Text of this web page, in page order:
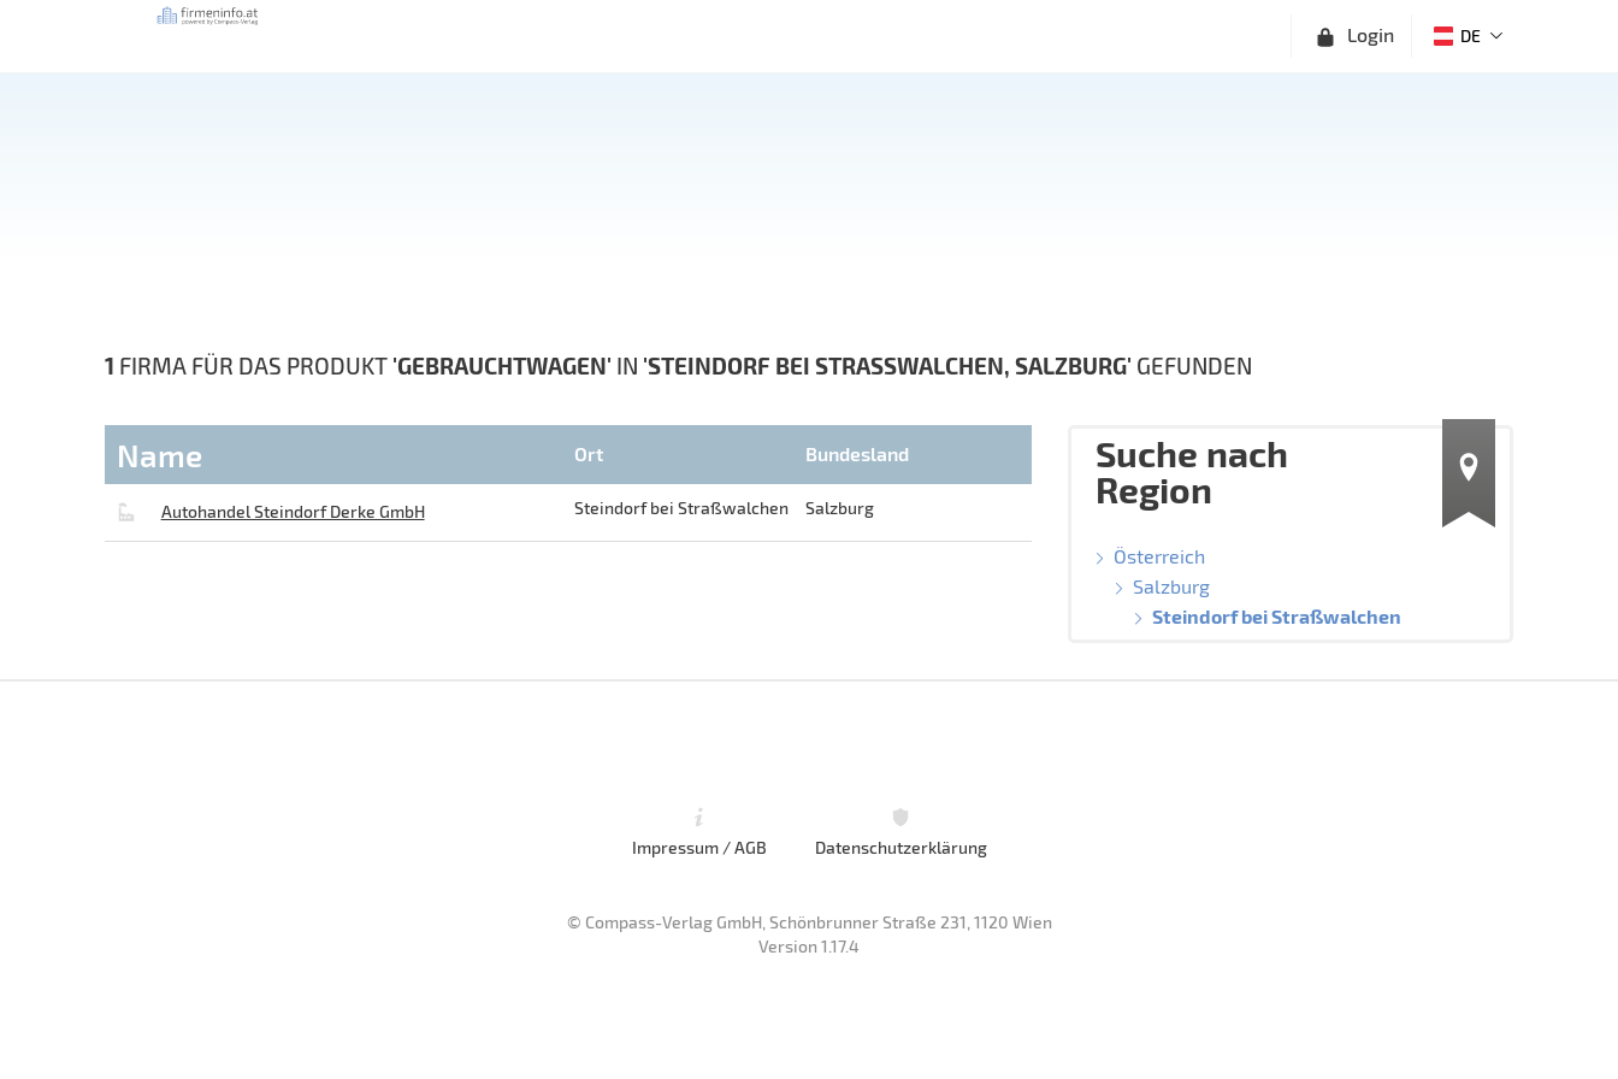
Login DE
1 FIRMA FÜR DAS PRODUKT 'GEBRAUCHTWAGEN' IN 'STEINDORF BEI STRASSWALCHEN, SALZBURG' GEFUNDEN
Name Ort Bundesland
Autohandel Steindorf Derke GmbH Steindorf bei Straßwalchen Salzburg
Suche nach
Region
Österreich
Salzburg
Steindorf bei Straßwalchen
Impressum / AGB Datenschutzerklärung
© Compass-Verlag GmbH, Schönbrunner Straße 231, 1120 Wien
Version 1.17.4